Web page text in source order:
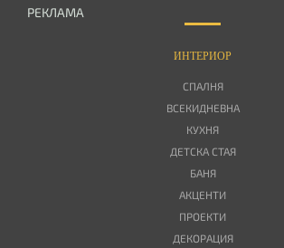
РЕКЛАМА
ИНТЕРИОР
СПАЛНЯ
ВСЕКИДНЕВНА
КУХНЯ
ДЕТСКА СТАЯ
БАНЯ
АКЦЕНТИ
ПРОЕКТИ
ДЕКОРАЦИЯ